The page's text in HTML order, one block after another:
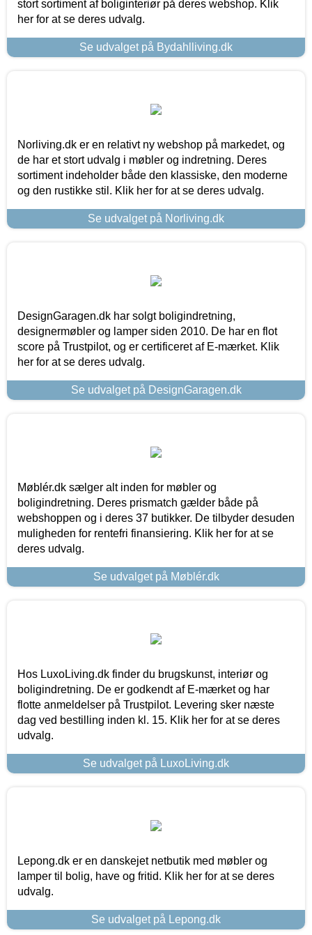
stort sortiment af boliginteriør på deres webshop. Klik
her for at se deres udvalg.
Se udvalget på Bydahlliving.dk
Norliving.dk er en relativt ny webshop på markedet, og
de har et stort udvalg i møbler og indretning. Deres
sortiment indeholder både den klassiske, den moderne
og den rustikke stil. Klik her for at se deres udvalg.
Se udvalget på Norliving.dk
DesignGaragen.dk har solgt boligindretning,
designermøbler og lamper siden 2010. De har en flot
score på Trustpilot, og er certificeret af E-mærket. Klik
her for at se deres udvalg.
Se udvalget på DesignGaragen.dk
Møblér.dk sælger alt inden for møbler og
boligindretning. Deres prismatch gælder både på
webshoppen og i deres 37 butikker. De tilbyder desuden
muligheden for rentefri finansiering. Klik her for at se
deres udvalg.
Se udvalget på Møblér.dk
Hos LuxoLiving.dk finder du brugskunst, interiør og
boligindretning. De er godkendt af E-mærket og har
flotte anmeldelser på Trustpilot. Levering sker næste
dag ved bestilling inden kl. 15. Klik her for at se deres
udvalg.
Se udvalget på LuxoLiving.dk
Lepong.dk er en danskejet netbutik med møbler og
lamper til bolig, have og fritid. Klik her for at se deres
udvalg.
Se udvalget på Lepong.dk